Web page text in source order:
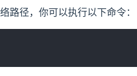
径，你可以执行以下命令：